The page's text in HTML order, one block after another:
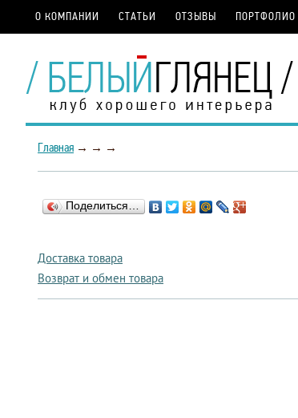
О КОМПАНИИ СТАТЬИ ОТЗЫВЫ ПОРТФОЛИО
Главная → → →
Поделиться…
Доставка товара
Возврат и обмен товара